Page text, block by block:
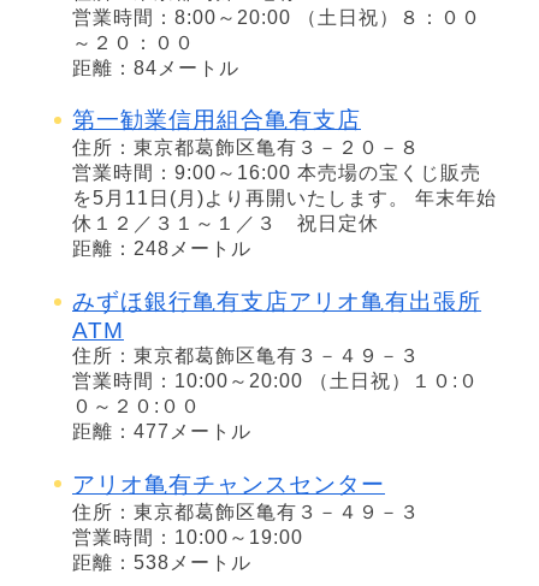
営業時間：8:00～20:00 （土日祝）８：００
～２０：００
距離：84メートル
第一勧業信用組合亀有支店
住所：東京都葛飾区亀有３－２０－８
営業時間：9:00～16:00 本売場の宝くじ販売
を5月11日(月)より再開いたします。 年末年始
休１２／３１～１／３ 祝日定休
距離：248メートル
みずほ銀行亀有支店アリオ亀有出張所
ATM
住所：東京都葛飾区亀有３－４９－３
営業時間：10:00～20:00 （土日祝）１０:０
０～２０:００
距離：477メートル
アリオ亀有チャンスセンター
住所：東京都葛飾区亀有３－４９－３
営業時間：10:00～19:00
距離：538メートル